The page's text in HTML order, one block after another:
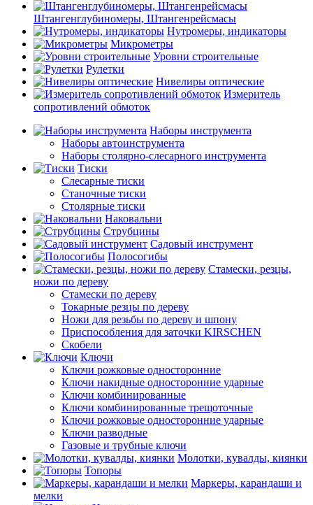
Штангенглубиномеры, Штангенрейсмасы
Нутромеры, индикаторы
Микрометры
Уровни строительные
Рулетки
Нивелиры оптические
Измеритель
сопротивлений обмоток
Наборы инструмента
Наборы автоинструмента
Наборы столярно-слесарного инструмента
Тиски
Слесарные тиски
Станочные тиски
Столярные тиски
Наковальни
Струбцины
Садовый инструмент
Полосогибы
Стамески, резцы,
ножи по дереву
Стамески по дереву
Токарные резцы по дереву
Ножи для резьбы по дереву и шпону
Приспособления для заточки KIRSCHEN
Скобели
Ключи
Ключи рожковые односторонние
Ключи накидные односторонние ударные
Ключи комбинированные
Ключи комбинированные трещоточные
Ключи рожковые односторонние ударные
Ключи разводные
Газовые и трубные ключи
Молотки, кувалды, киянки
Топоры
Маркеры, карандаши и
мелки